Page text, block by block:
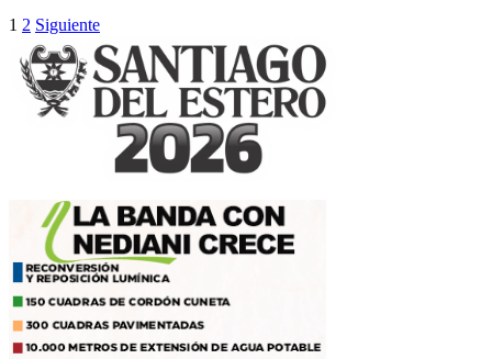
Paginación
de
entradas
1 2 Siguiente